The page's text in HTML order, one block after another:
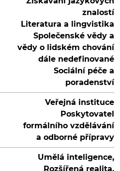
znalostí
Literatura a lingvistika
Společenské vědy a
vědy o lidském chování
dále nedefinované
Sociální péče a
poradenství
Veřejná instituce
Poskytovatel
formálního vzdělávání
a odborné přípravy
Umělá inteligence,
Rozšířená realita,